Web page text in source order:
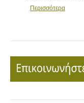
Περισσότερα